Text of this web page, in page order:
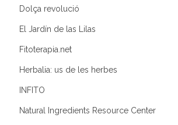
Dolça revolució
El Jardín de las Lilas
Fitoterapia.net
Herbalia: us de les herbes
INFITO
Natural Ingredients Resource Center